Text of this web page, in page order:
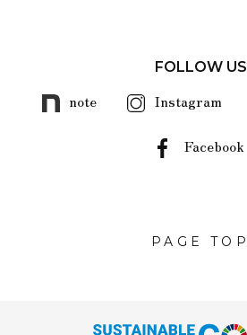
FOLLOW US
note Instagram
Facebook
PAGE TOP